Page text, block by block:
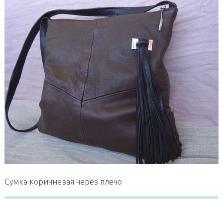
Сумка коричневая через плечо